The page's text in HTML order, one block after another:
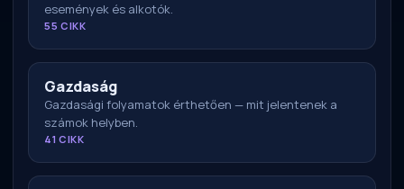
események és alkotók.
55 CIKK
Gazdaság
Gazdasági folyamatok érthetően — mit jelentenek a
számok helyben.
41 CIKK